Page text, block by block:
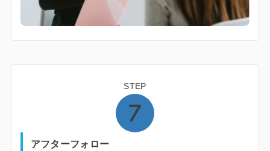
STEP
アフターフォロー